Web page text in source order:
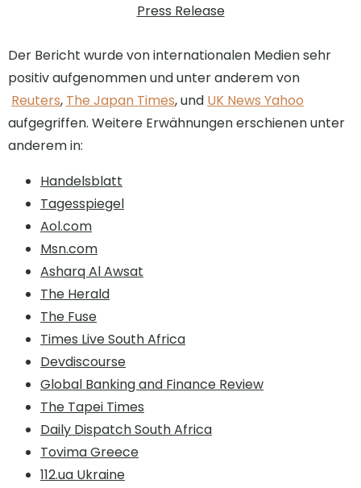
Press Release
Der Bericht wurde von internationalen Medien sehr
positiv aufgenommen und unter anderem von
Reuters, The Japan Times, und UK News Yahoo
aufgegriffen. Weitere Erwähnungen erschienen unter
anderem in:
Handelsblatt
Tagesspiegel
Aol.com
Msn.com
Asharq Al Awsat
The Herald
The Fuse
Times Live South Africa
Devdiscourse
Global Banking and Finance Review
The Tapei Times
Daily Dispatch South Africa
Tovima Greece
112.ua Ukraine